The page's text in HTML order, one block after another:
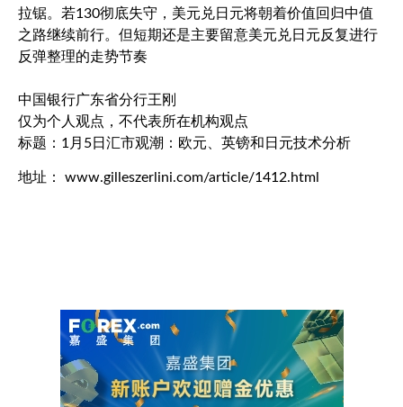
拉锯。若130彻底失守， 美元兑日元将朝着价值回归中值
之路继续前行。但短期还是主要留意美元兑日元反复进行
反弹整理的走势节奏
中国银行广东省分行王刚
仅为个人观点，不代表所在机构观点
标题：1月5日汇市观潮：欧元、英镑和日元技术分析
地址： www.gilleszerlini.com/article/1412.html